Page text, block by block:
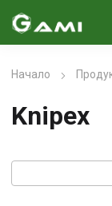
Начало
Knipex